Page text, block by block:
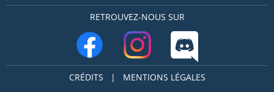
RETROUVEZ-NOUS SUR
CRÉDITS | MENTIONS LÉGALES